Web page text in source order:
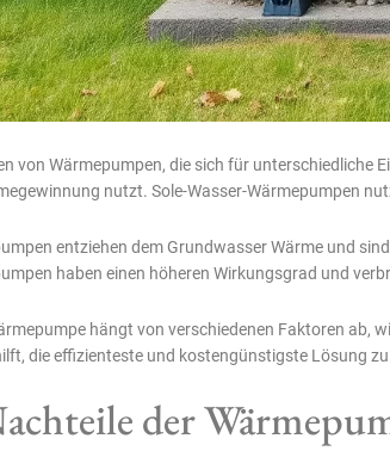
von Wärmepumpen, die sich für unterschiedliche
nutzt. Sole-Wasser-Wärmepumpen
entziehen dem Grundwasser Wärme und
haben einen höheren Wirkungsgrad und
hängt von verschiedenen Faktoren ab,
die effizienteste und kostengünstigste Lösung
der